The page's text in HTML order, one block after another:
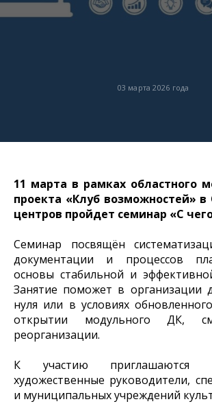
03 марта 2026 года
11 марта в рамках областного
проекта «Клуб возможностей»
центров пройдет семинар «С
Семинар посвящён
документации и процессов
основы стабильной и
Занятие поможет в организации
нуля или в условиях
открытии модульного ДК,
реорганизации.
К участию приглашаются
художественные руководители,
и муниципальных учреждений